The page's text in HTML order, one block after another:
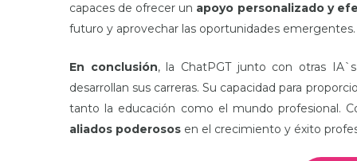
capaces de ofrecer un apoyo personalizado y
futuro y aprovechar las oportunidades emergentes.
En conclusión, la ChatPGT junto con otras
desarrollan sus carreras. Su capacidad para
tanto la educación como el mundo profesional.
aliados poderosos en el crecimiento y éxito